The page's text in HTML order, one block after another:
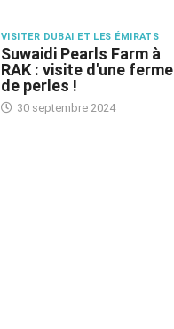
VISITER DUBAI ET LES ÉMIRATS
Suwaidi Pearls Farm à
RAK : visite d'une ferme
de perles !
30 septembre 2024